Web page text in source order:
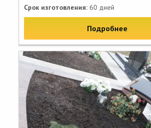
Срок изготовления: 60 дней
Подробнее